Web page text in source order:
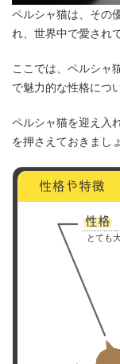
ペルシャ猫は、その
れ、世界中で愛され
ここでは、ペルシャ
で魅力的な性格につ
ペルシャ猫を迎え入
を押さえておきまし
とても